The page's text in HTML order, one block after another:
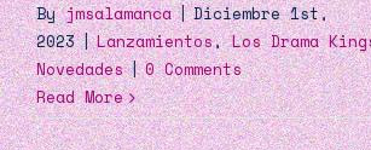
Byjmsalamanca | Diciembre 1st,
2023 | Lanzamientos,Los Drama
Novedades | 0 Comments
Read More